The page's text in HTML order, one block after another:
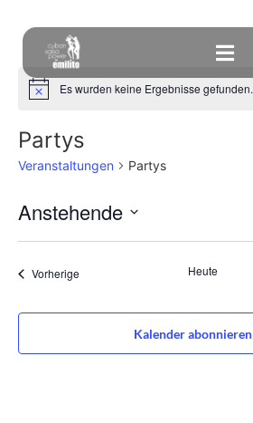
HinweisEs wurden keine Ergebnisse gefunden.
Partys
Veranstaltungen Partys
Anstehende
Datum
VorherigeVeranstaltungen Heute
Kalender abonnieren